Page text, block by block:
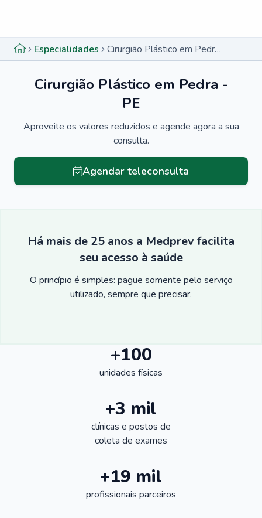
Especialidades Cirurgião Plástico em Pedra - PE
Cirurgião Plástico em Pedra -
PE
Aproveite os valores reduzidos e agende agora a sua
consulta.
Agendar teleconsulta
Há mais de 25 anos a Medprev facilita
seu acesso à saúde
O princípio é simples: pague somente pelo serviço
utilizado, sempre que precisar.
+100
unidades físicas
+3 mil
clínicas e postos de
coleta de exames
+19 mil
profissionais parceiros